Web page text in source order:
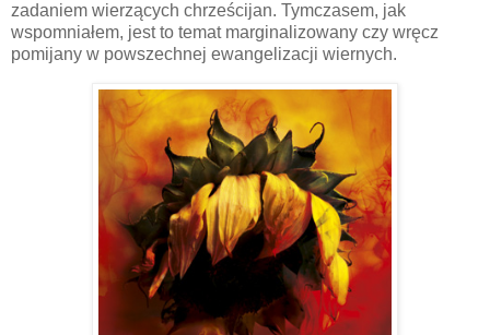
zadaniem wierzących chrześcijan. Tymczasem, jak
wspomniałem, jest to temat marginalizowany czy wręcz
pomijany w powszechnej ewangelizacji wiernych.